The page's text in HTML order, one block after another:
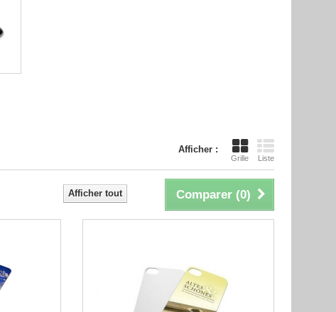
Afficher :
Grille Liste
Comparer (0)
Afficher tout